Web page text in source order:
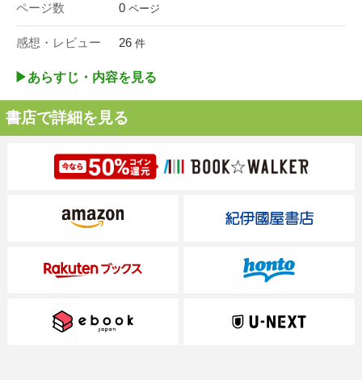
ページ数 0 ページ
感想・レビュー 26 件
▶︎あらすじ・内容を見る
書店で詳細を見る